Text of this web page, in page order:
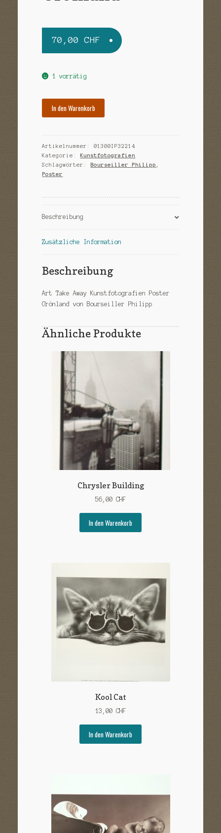
Sample Page
70,00CHF
1 vorrätig
In den Warenkorb
Artikelnummer:01300IP32214
Kategorie:
Kunstfotografien
Schlagwörter:
Bourseiller Philipp ,
Poster
Beschreibung
Zusätzliche Information
Beschreibung
Art Take Away Kunstfotografien Poster
Grönland von Bourseiller Philipp
Ähnliche Produkte
Chrysler Building
56,00 CHF
In den Warenkorb
Kool Cat
13,00 CHF
In den Warenkorb